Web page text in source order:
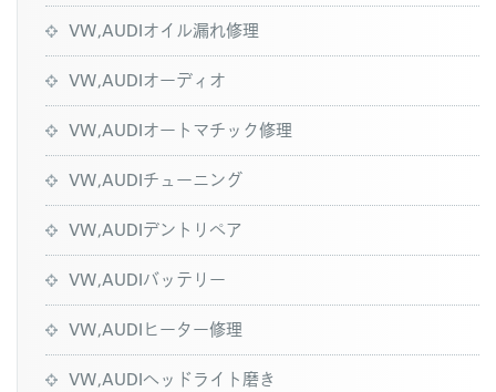
VW,AUDIオイル漏れ修理
VW,AUDIオーディオ
VW,AUDIオートマチック修理
VW,AUDIチューニング
VW,AUDIデントリペア
VW,AUDIバッテリー
VW,AUDIヒーター修理
VW,AUDIヘッドライト磨き